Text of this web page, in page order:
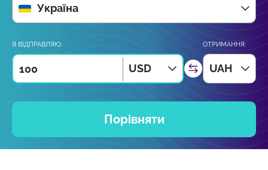
Україна
Я ВІДПРАВЛЯЮ:
USD
ОТРИМАННЯ:
UAH
Порівняти